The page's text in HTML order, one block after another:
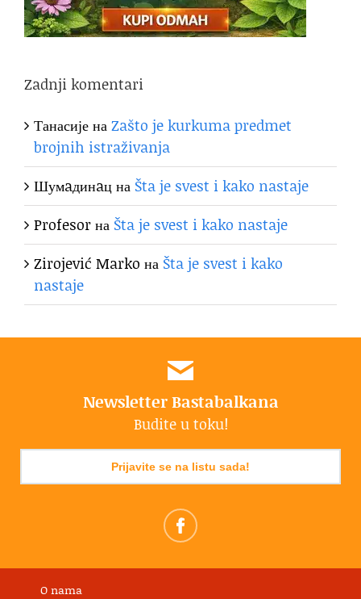
Zadnji komentari
ТанасијенаZašto je kurkuma predmet
brojnih istraživanja
Шумaдинaцна Šta je svest i kako nastaje
Profesorна Šta je svest i kako nastaje
Zirojević Marko на Šta je svest i kako
nastaje
Newsletter Bastabalkana
Budite u toku!
Prijavite se na listu sada!
O nama